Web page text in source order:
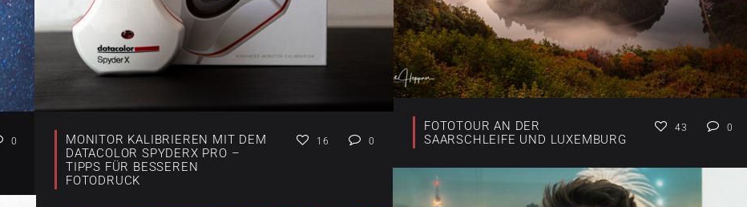
FOTOTOUR AN DER
SAARSCHLEIFE UND LUXEMBURG
43 0
0
MONITOR KALIBRIEREN MIT DEM
DATACOLOR SPYDERX PRO –
TIPPS FÜR BESSEREN
FOTODRUCK
16 0